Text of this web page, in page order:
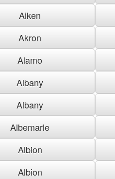
Aiken
Akron
Alamo
Albany
Albany
Albemarle
Albion
Albion